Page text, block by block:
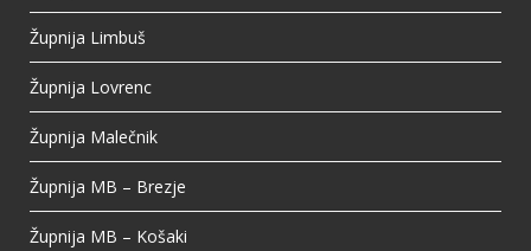
Župnija Limbuš
Župnija Lovrenc
Župnija Malečnik
Župnija MB – Brezje
Župnija MB – Košaki